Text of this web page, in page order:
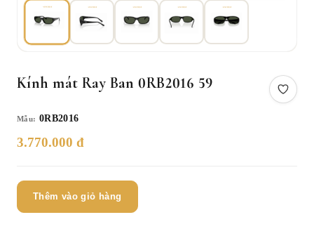
Kính mát Ray Ban 0RB2016 59
Mẫu: 0RB2016
3.770.000 đ
Thêm vào giỏ hàng